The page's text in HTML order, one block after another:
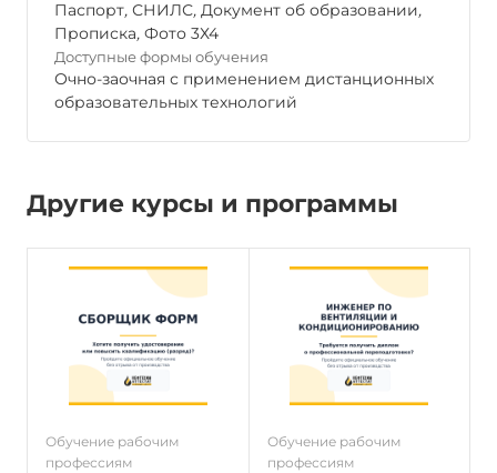
Паспорт, СНИЛС, Документ об образовании,
Прописка, Фото 3Х4
Доступные формы обучения
Очно-заочная с применением дистанционных
образовательных технологий
Другие курсы и программы
Обучение рабочим
профессиям
Обучение рабочим
профессиям